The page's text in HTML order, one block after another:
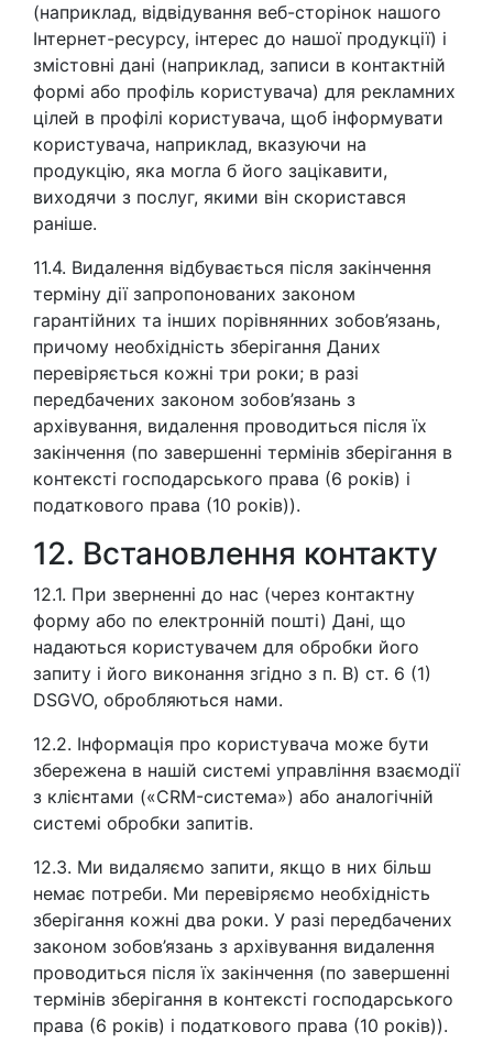
(наприклад, відвідування веб-сторінок нашого
Інтернет-ресурсу, інтерес до нашої продукції) і
змістовні дані (наприклад, записи в контактній
формі або профіль користувача) для рекламних
цілей в профілі користувача, щоб інформувати
користувача, наприклад, вказуючи на
продукцію, яка могла б його зацікавити,
виходячи з послуг, якими він скористався
раніше.
11.4. Видалення відбувається після закінчення
терміну дії запропонованих законом
гарантійних та інших порівнянних зобов’язань,
причому необхідність зберігання Даних
перевіряється кожні три роки; в разі
передбачених законом зобов’язань з
архівування, видалення проводиться після їх
закінчення (по завершенні термінів зберігання в
контексті господарського права (6 років) і
податкового права (10 років)).
12. Встановлення контакту
12.1. При зверненні до нас (через контактну
форму або по електронній пошті) Дані, що
надаються користувачем для обробки його
запиту і його виконання згідно з п. B) ст. 6 (1)
DSGVO, обробляються нами.
12.2. Інформація про користувача може бути
збережена в нашій системі управління взаємодії
з клієнтами («CRM-система») або аналогічній
системі обробки запитів.
12.3. Ми видаляємо запити, якщо в них більш
немає потреби. Ми перевіряємо необхідність
зберігання кожні два роки. У разі передбачених
законом зобов’язань з архівування видалення
проводиться після їх закінчення (по завершенні
термінів зберігання в контексті господарського
права (6 років) і податкового права (10 років)).